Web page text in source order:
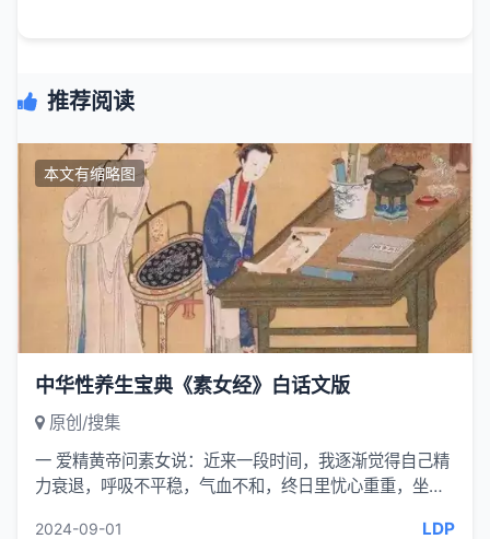
推荐阅读
本文有缩略图
中华性养生宝典《素女经》白话文版
原创/搜集
一 爱精黄帝问素女说：近来一段时间，我逐渐觉得自己精
力衰退，呼吸不平稳，气血不和，终日里忧心重重，坐立
2024-09-01 LDP